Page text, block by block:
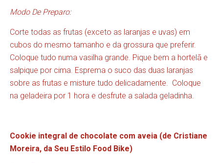
Modo De Preparo:
Corte todas as frutas (exceto as laranjas e uvas) em
cubos do mesmo tamanho e da grossura que preferir.
Coloque tudo numa vasilha grande. Pique bem a hortelã e
salpique por cima. Esprema o suco das duas laranjas
sobre as frutas e misture tudo delicadamente. Coloque
na geladeira por 1 hora e desfrute a salada geladinha.
Cookie integral de chocolate com aveia (de Cristiane
Moreira, da Seu Estilo Food Bike)